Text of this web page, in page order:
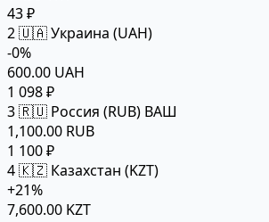
43 ₽
2🇺🇦 Украина (UAH)
-0%
600.00 UAH
1 098 ₽
3🇷🇺 Россия (RUB) ВАШ
1,100.00 RUB
1 100 ₽
4🇰🇿 Казахстан (KZT)
+21%
7,600.00 KZT